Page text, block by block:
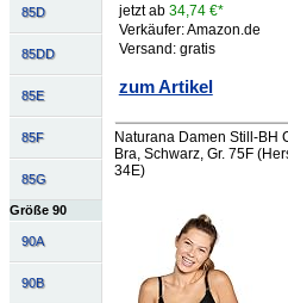
85D
85DD
85E
85F
85G
Größe 90
90A
90B
jetzt ab 34,74 €*
Verkäufer: Amazon.de
Versand: gratis
zum Artikel
Naturana Damen Still-BH
Bra, Schwarz, Gr. 75F
34E)